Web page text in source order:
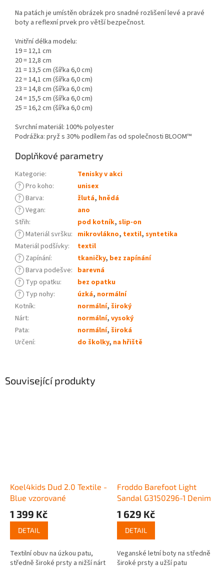
Související produkty
Koel4kids Dud 2.0 Textile -
Blue vzorované
1 399 Kč
DETAIL
Textilní obuv na úzkou patu,
středně široké prsty a nižší nárt
Froddo Barefoot Light
Sandal G3150296-1 Denim
1 629 Kč
DETAIL
Veganské letní boty na středně
široké prsty a užší patu
Na patách je umístěn obrázek pro snadné rozlišení levé a pravé
boty a reflexní prvek pro větší bezpečnost.
Vnitřní délka modelu:
19 = 12,1 cm
20 = 12,8 cm
21 = 13,5 cm (šířka 6,0 cm)
22 = 14,1 cm (šířka 6,0 cm)
23 = 14,8 cm (šířka 6,0 cm)
24 = 15,5 cm (šířka 6,0 cm)
25 = 16,2 cm (šířka 6,0 cm)
Svrchní materiál: 100% polyester
Podrážka: pryž s 30% podílem řas od společnosti BLOOM™
Doplňkové parametry
Kategorie:
Tenisky v akci
? Pro koho:
unisex
? Barva: žlutá, hnědá
? Vegan:
ano
Střih: pod kotník, slip-on
? Materiál svršku: mikrovlákno, textil, syntetika
Materiál podšívky:
textil
? Zapínání: tkaničky, bez zapínání
? Barva podešve: barevná
? Typ opatku:
bez opatku
? Typ nohy: úzká, normální
Kotník: normální, široký
Nárt: normální, vysoký
Pata: normální, široká
Určení: do školky, na hřiště